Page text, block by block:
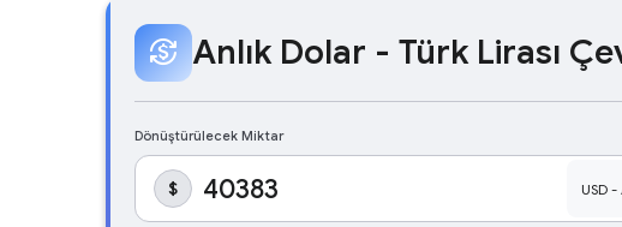
currency_exchange Anlık Dolar - Türk Lirası
Dönüştürülecek Miktar
$